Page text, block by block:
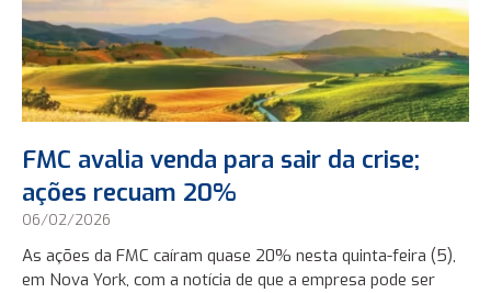
FMC avalia venda para sair da crise;
ações recuam 20%
06/02/2026
As ações da FMC caíram quase 20% nesta quinta-feira (5),
em Nova York, com a notícia de que a empresa pode ser